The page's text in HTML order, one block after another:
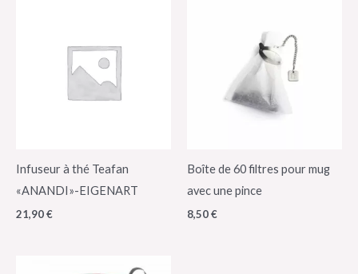
Infuseur à thé Teafan
«ANANDI»-EIGENART
21,90€
Boîte de 60 filtres pour mug
avec une pince
8,50€